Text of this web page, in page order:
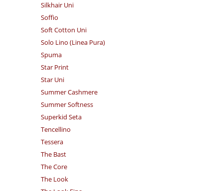
Silkhair Uni
Soffio
Soft Cotton Uni
Solo Lino (Linea Pura)
Spuma
Star Print
Star Uni
Summer Cashmere
Summer Softness
Superkid Seta
Tencellino
Tessera
The Bast
The Core
The Look